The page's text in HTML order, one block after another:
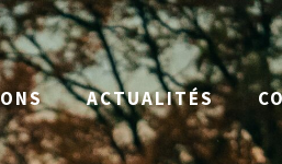
ACTUALITÉS